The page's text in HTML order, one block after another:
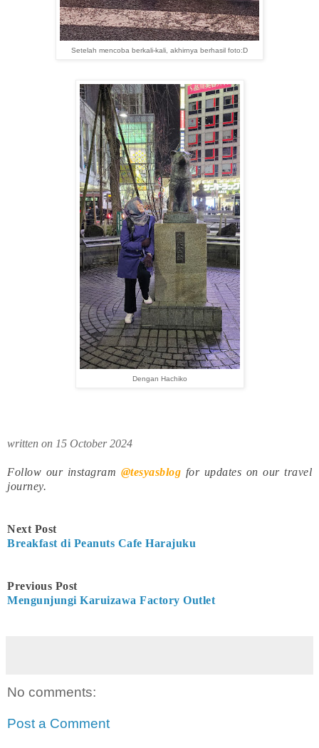
Setelah mencoba berkali-kali, akhirnya berhasil foto:D
Dengan Hachiko
written on 15 October 2024
Follow our instagram @tesyasblog for updates on our travel
journey.
Next Post
Breakfast di Peanuts Cafe Harajuku
Previous Post
Mengunjungi Karuizawa Factory Outlet
No comments:
Post a Comment